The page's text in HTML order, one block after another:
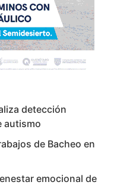
detección
autismo
de Bacheo en
emocional de